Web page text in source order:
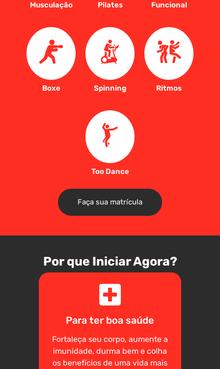
Musculação Pilates Funcional
Boxe Spinning Ritmos
Too Dance
Faça sua matrícula
Por que Iniciar Agora?
Para ter boa saúde
Fortaleça seu corpo, aumente a
imunidade, durma bem e colha
os benefícios de uma vida mais